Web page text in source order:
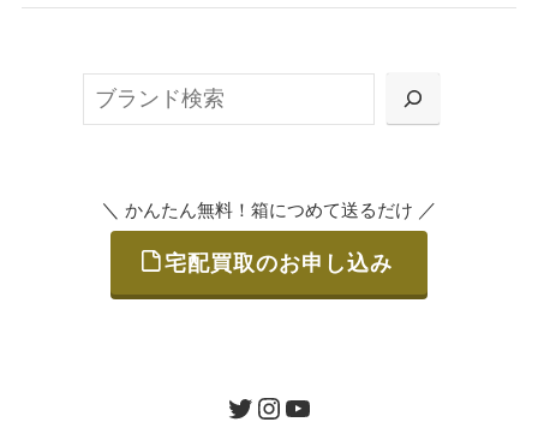
または梱包材不要の「集荷申込」からお選び
ご発送
＼ かんたん無料！箱につめて送るだけ ／
宅配買取のお申し込み
ツイッターインスタグラムユーチューブ